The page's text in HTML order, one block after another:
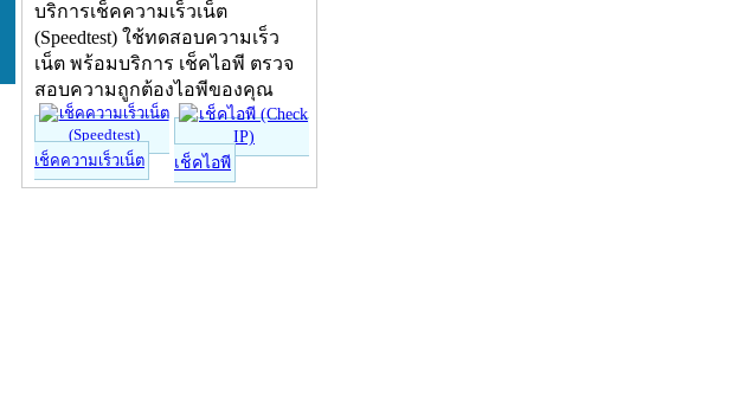
บริการเช็คความเร็วเน็ต
(Speedtest) ใช้ทดสอบความเร็ว
เน็ต พร้อมบริการ เช็คไอพี ตรวจ
สอบความถูกต้องไอพีของคุณ
เช็คความเร็วเน็ต เช็คไอพี